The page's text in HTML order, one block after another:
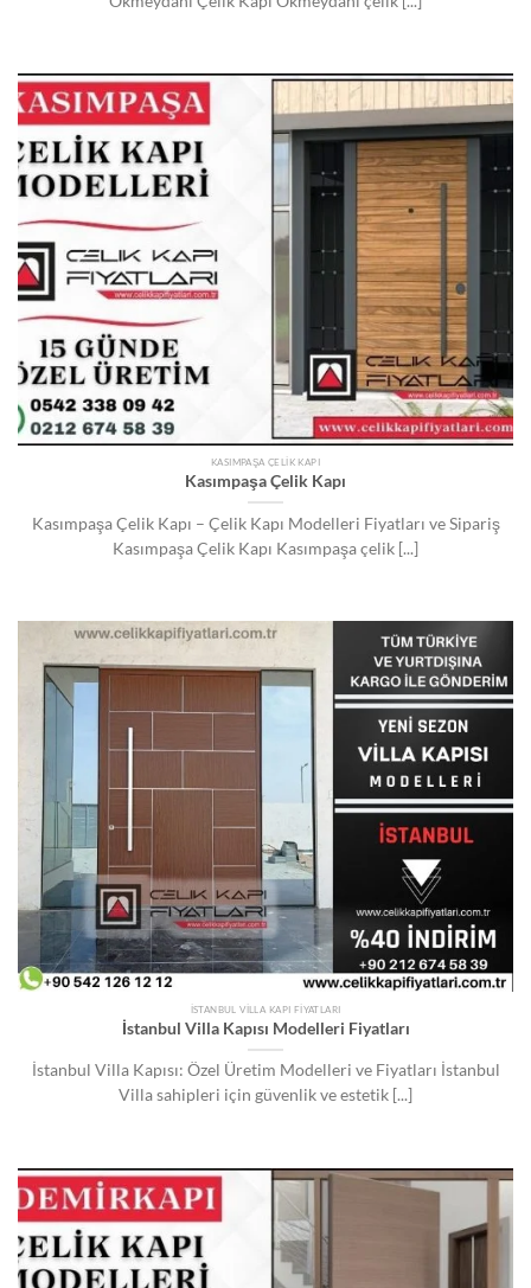
KASIMPAŞA ÇELIK KAPI
Kasımpaşa Çelik Kapı
Kasımpaşa Çelik Kapı – Çelik Kapı Modelleri Fiyatları ve Sipariş
Kasımpaşa Çelik Kapı Kasımpaşa çelik [...]
İSTANBUL VILLA KAPI FIYATLARI
İstanbul Villa Kapısı Modelleri Fiyatları
İstanbul Villa Kapısı: Özel Üretim Modelleri ve Fiyatları İstanbul
Villa sahipleri için güvenlik ve estetik [...]